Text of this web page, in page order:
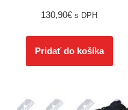
130,90€ s DPH
Pridať do košíka